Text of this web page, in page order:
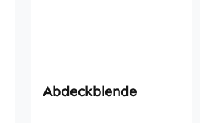
Abdeckblende